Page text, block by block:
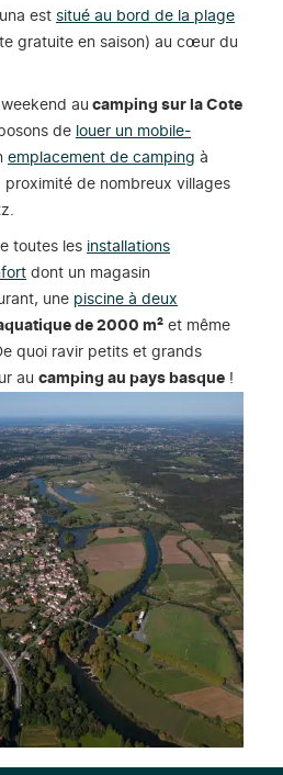
est situé au bord de la plage
gratuite en saison) au cœur du
au camping sur la Cote
de louer un mobile-
emplacement de camping à
de nombreux villages
toutes les installations
dont un magasin
une piscine à deux
de 2000 m² et même
quoi ravir petits et grands
au camping au pays basque !